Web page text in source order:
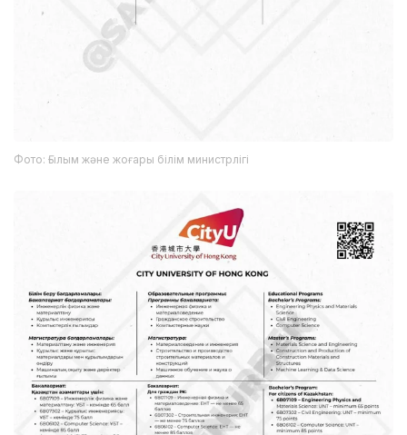
Фото: Ғылым және жоғары білім министрлігі